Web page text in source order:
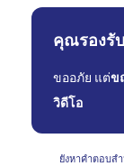
คุณรองรั
ขออภัย แต่ข
วิดีโอ
ยังหาคำตอบส